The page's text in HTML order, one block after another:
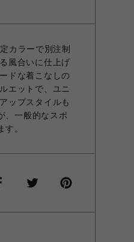
カラーで別注制
風合いに仕上げ
ドな着こなしの
エットで、ユニ
ップスタイルも
、一般的なスポ
。